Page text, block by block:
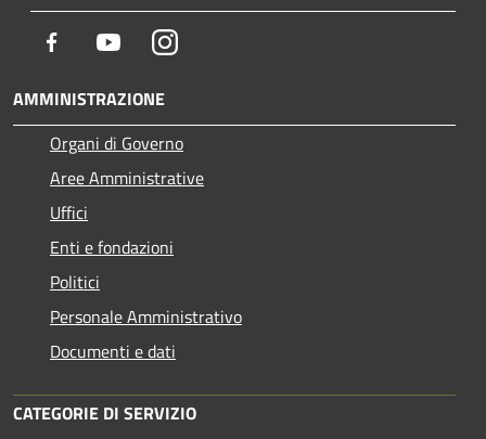
Facebook YoutubeInstagram
AMMINISTRAZIONE
Organi di Governo
Aree Amministrative
Uffici
Enti e fondazioni
Politici
Personale Amministrativo
Documenti e dati
CATEGORIE DI SERVIZIO